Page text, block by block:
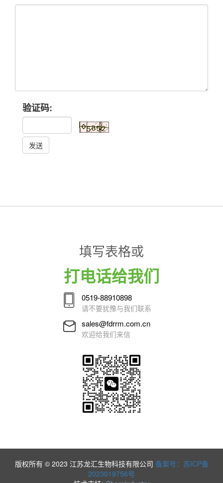
验证码:
发送
填写表格或
打电话给我们
0519-88910898
请不要犹豫与我们联系
sales@fdrrm.com.cn
欢迎给我们来信
版权所有 © 2023 江苏龙汇生物科技有限公司 备案号：苏ICP备
2023019756号